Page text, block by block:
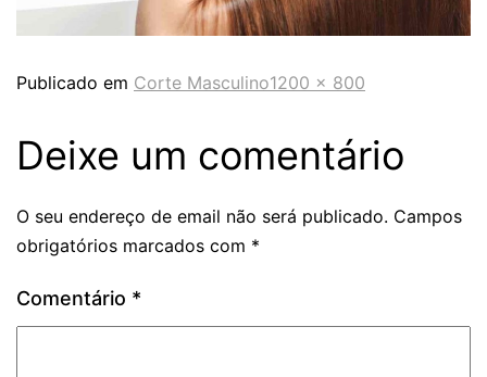
Publicado em Corte Masculino1200 × 800
Deixe um comentário
O seu endereço de email não será publicado. Campos
obrigatórios marcados com *
Comentário *